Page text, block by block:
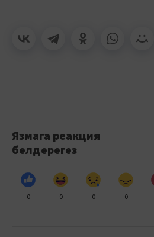
Язмага реакция
белдерегез
0 0 0 0